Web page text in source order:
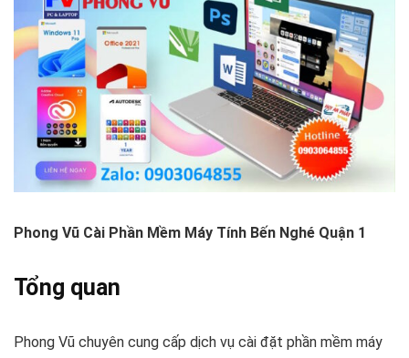
Phong Vũ Cài Phần Mềm Máy Tính Bến Nghé Quận 1
Tổng quan
Phong Vũ chuyên cung cấp dịch vụ cài đặt phần mềm máy